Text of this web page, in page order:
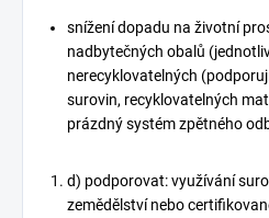
snížení dopadu na životní
nadbytečných obalů
nerecyklovatelných
surovin, recyklovatelných
prázdný systém zpětného
d) podporovat: využívání
zemědělství nebo